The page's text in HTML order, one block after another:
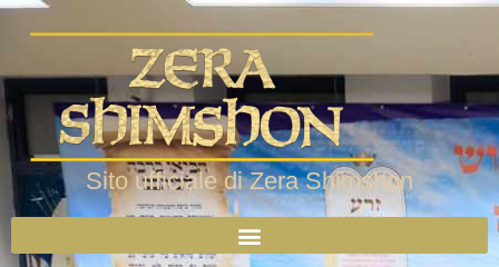
Sito ufficiale di Zera Shimshon